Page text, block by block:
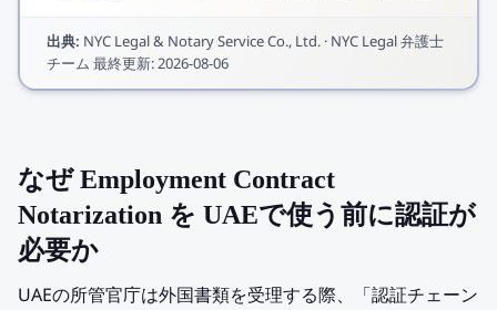
出典: NYC Legal & Notary Service Co., Ltd. · NYC Legal 弁護士
チーム 最終更新:2026-08-06
なぜ Employment Contract
Notarization を UAEで使う前に認証が
必要か
UAEの所管官庁は外国書類を受理する際、「認証チェーン